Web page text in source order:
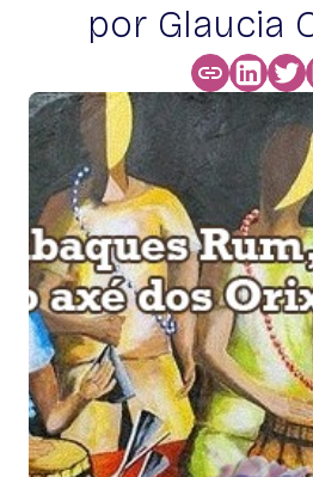
por Glaucia